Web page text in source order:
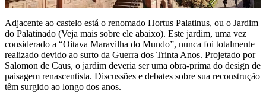
Adjacente ao castelo está o renomado Hortus Palatinus, ou o Jardim
do Palatinado (Veja mais sobre ele abaixo). Este jardim, uma vez
considerado a “Oitava Maravilha do Mundo”, nunca foi totalmente
realizado devido ao surto da Guerra dos Trinta Anos. Projetado por
Salomon de Caus, o jardim deveria ser uma obra-prima do design de
paisagem renascentista. Discussões e debates sobre sua reconstrução
têm surgido ao longo dos anos.